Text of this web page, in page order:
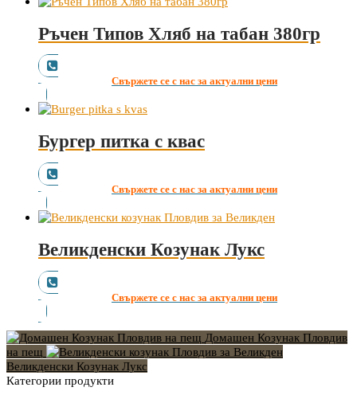
Ръчен Типов Хляб на табан 380гр
Свържете се с нас за актуални цени
Бургер питка с квас
Свържете се с нас за актуални цени
Великденски Козунак Лукс
Свържете се с нас за актуални цени
Домашен Козунак Пловдив
на пещ
Великденски Козунак Лукс
Категории продукти